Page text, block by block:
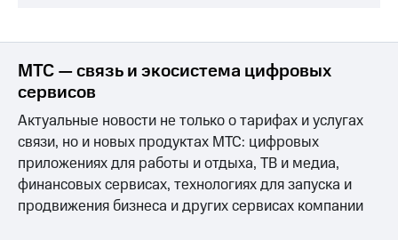
Раскрытие
Информация
акционерам
ПАО
"МТС"
Собрания
акционеров
Личный
кабинет
МТС — связь и экосистема цифровых
сервисов
Актуальные новости не только о тарифах и услугах
связи, но и новых продуктах МТС: цифровых
приложениях для работы и отдыха, ТВ и медиа,
финансовых сервисах, технологиях для запуска и
продвижения бизнеса и других сервисах компании